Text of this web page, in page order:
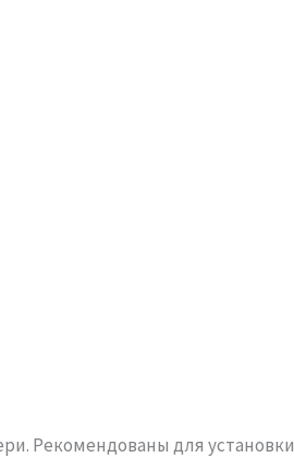
Рекомендованы для установки